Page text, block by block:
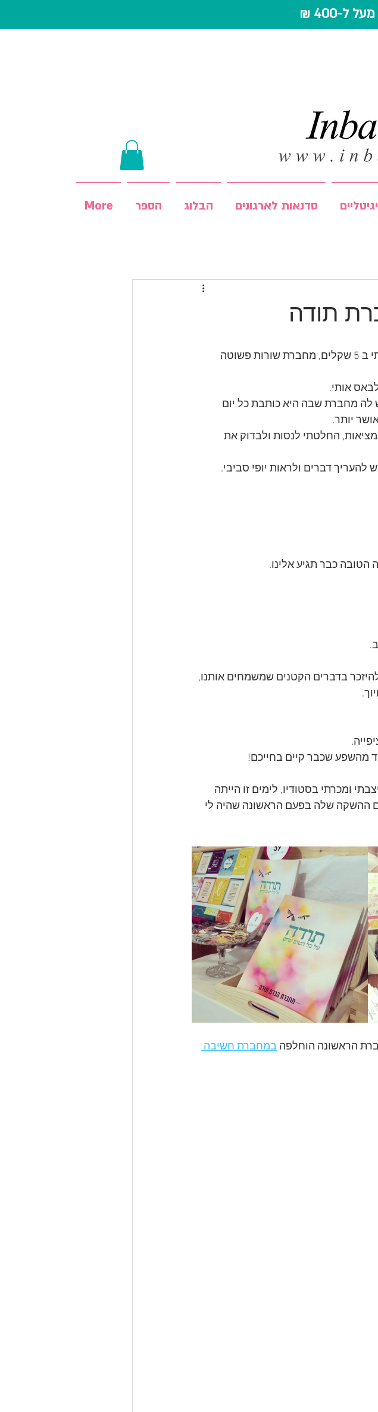
ל-400 ₪
סדנאות לארגונים הבלוג הספר More
תודה
מחברת הכרת התודה הראשונה שלי הייתה פנקס קטן שקניתי ב 5 שקלים, מחברת שורות פשוטה
לה מחברת שבה היא כותבת כל יום
יותר.
החלטתי לנסות ולבדוק את
דברים ולראות יופי סביבי.
הטובה כבר תגיע אלינו.
להיזכר בדברים הקטנים שמשמחים אותנו,
מהשפע שכבר קיים בחייכם!
ומכרתי בסטודיו, לימים זו הייתה
ההשקה שלה בפעם הראשונה שהיה לי
הראשונה הוחלפה במחברת חשיבה